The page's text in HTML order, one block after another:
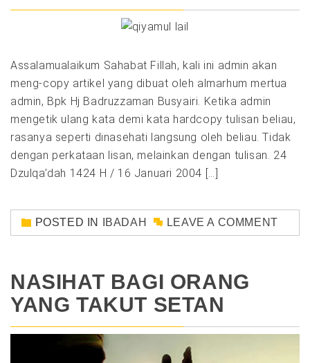
Assalamualaikum Sahabat Fillah, kali ini admin akan
meng-copy artikel yang dibuat oleh almarhum mertua
admin, Bpk Hj Badruzzaman Busyairi. Ketika admin
mengetik ulang kata demi kata hardcopy tulisan beliau,
rasanya seperti dinasehati langsung oleh beliau. Tidak
dengan perkataan lisan, melainkan dengan tulisan. 24
Dzulqa’dah 1424 H / 16 Januari 2004 […]
POSTED IN IBADAH LEAVE A COMMENT
NASIHAT BAGI ORANG
YANG TAKUT SETAN